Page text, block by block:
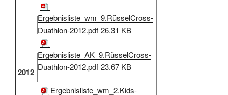
2012
Ergebnisliste_wm_9.RüsselCross-
Duathlon-2012.pdf 26.31 KB
Ergebnisliste_AK_9.RüsselCross-
Duathlon-2012.pdf 23.67 KB
Ergebnisliste_wm_2.Kids-